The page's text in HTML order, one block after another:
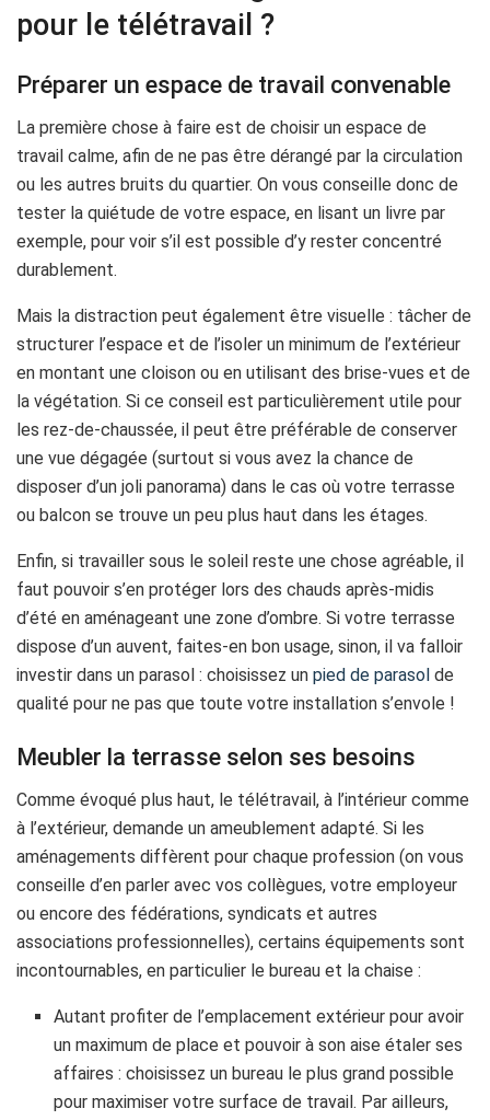
pour le télétravail ?
Préparer un espace de travail convenable
La première chose à faire est de choisir un espace de
travail calme, afin de ne pas être dérangé par la circulation
ou les autres bruits du quartier. On vous conseille donc de
tester la quiétude de votre espace, en lisant un livre par
exemple, pour voir s’il est possible d’y rester concentré
durablement.
Mais la distraction peut également être visuelle : tâcher de
structurer l’espace et de l’isoler un minimum de l’extérieur
en montant une cloison ou en utilisant des brise-vues et de
la végétation. Si ce conseil est particulièrement utile pour
les rez-de-chaussée, il peut être préférable de conserver
une vue dégagée (surtout si vous avez la chance de
disposer d’un joli panorama) dans le cas où votre terrasse
ou balcon se trouve un peu plus haut dans les étages.
Enfin, si travailler sous le soleil reste une chose agréable, il
faut pouvoir s’en protéger lors des chauds après-midis
d’été en aménageant une zone d’ombre. Si votre terrasse
dispose d’un auvent, faites-en bon usage, sinon, il va falloir
investir dans un parasol : choisissez un pied de parasol de
qualité pour ne pas que toute votre installation s’envole !
Meubler la terrasse selon ses besoins
Comme évoqué plus haut, le télétravail, à l’intérieur comme
à l’extérieur, demande un ameublement adapté. Si les
aménagements diffèrent pour chaque profession (on vous
conseille d’en parler avec vos collègues, votre employeur
ou encore des fédérations, syndicats et autres
associations professionnelles), certains équipements sont
incontournables, en particulier le bureau et la chaise :
Autant profiter de l’emplacement extérieur pour avoir
un maximum de place et pouvoir à son aise étaler ses
affaires : choisissez un bureau le plus grand possible
pour maximiser votre surface de travail. Par ailleurs,